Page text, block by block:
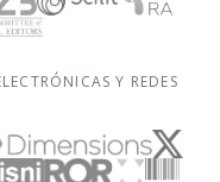
Y REDES